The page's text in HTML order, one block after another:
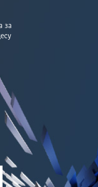
за